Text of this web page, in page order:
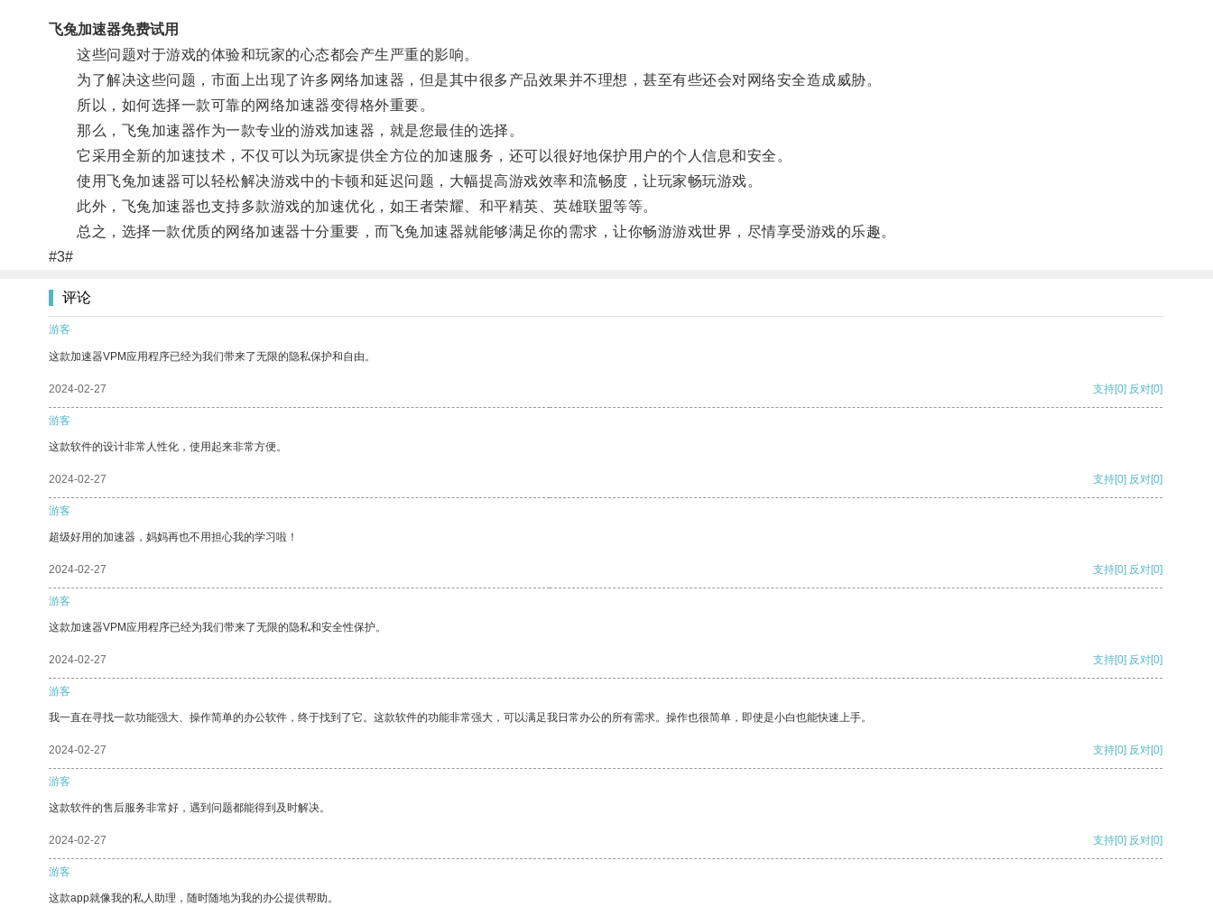
飞兔加速器免费试用
这些问题对于游戏的体验和玩家的心态都会产生严重的影响。
为了解决这些问题，市面上出现了许多网络加速器，但是其中很多产品效果并不理想，甚至有些还会对网络安全造成威胁。
所以，如何选择一款可靠的网络加速器变得格外重要。
那么，飞兔加速器作为一款专业的游戏加速器，就是您最佳的选择。
它采用全新的加速技术，不仅可以为玩家提供全方位的加速服务，还可以很好地保护用户的个人信息和安全。
使用飞兔加速器可以轻松解决游戏中的卡顿和延迟问题，大幅提高游戏效率和流畅度，让玩家畅玩游戏。
此外，飞兔加速器也支持多款游戏的加速优化，如王者荣耀、和平精英、英雄联盟等等。
总之，选择一款优质的网络加速器十分重要，而飞兔加速器就能够满足你的需求，让你畅游游戏世界，尽情享受游戏的乐趣。
#3#
评论
游客
这款加速器VPM应用程序已经为我们带来了无限的隐私保护和自由。
2024-02-27 支持[0] 反对[0]
游客
这款软件的设计非常人性化，使用起来非常方便。
2024-02-27 支持[0] 反对[0]
游客
超级好用的加速器，妈妈再也不用担心我的学习啦！
2024-02-27 支持[0] 反对[0]
游客
这款加速器VPM应用程序已经为我们带来了无限的隐私和安全性保护。
2024-02-27 支持[0] 反对[0]
游客
我一直在寻找一款功能强大、操作简单的办公软件，终于找到了它。这款软件的功能非常强大，可以满足我日常办公的所有需求。操作也很简单，即使是小白也能快速上手。
2024-02-27 支持[0] 反对[0]
游客
这款软件的售后服务非常好，遇到问题都能得到及时解决。
2024-02-27 支持[0] 反对[0]
游客
这款app就像我的私人助理，随时随地为我的办公提供帮助。